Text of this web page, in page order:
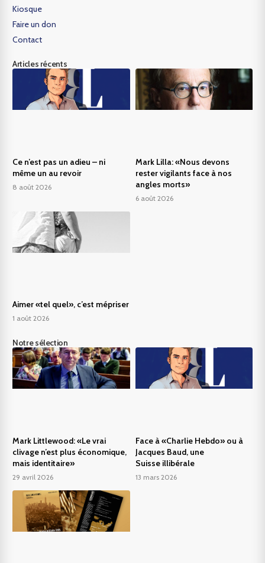
Kiosque
Faire un don
Contact
Articles récents
Ce n’est pas un adieu – ni
même un au revoir
8 août 2026
Mark Lilla: «Nous devons
rester vigilants face à nos
angles morts»
6 août 2026
Aimer «tel quel», c’est mépriser
1 août 2026
Notre sélection
Mark Littlewood: «Le vrai
clivage n’est plus économique,
mais identitaire»
29 avril 2026
Face à «Charlie Hebdo» ou à
Jacques Baud, une
Suisse illibérale
13 mars 2026